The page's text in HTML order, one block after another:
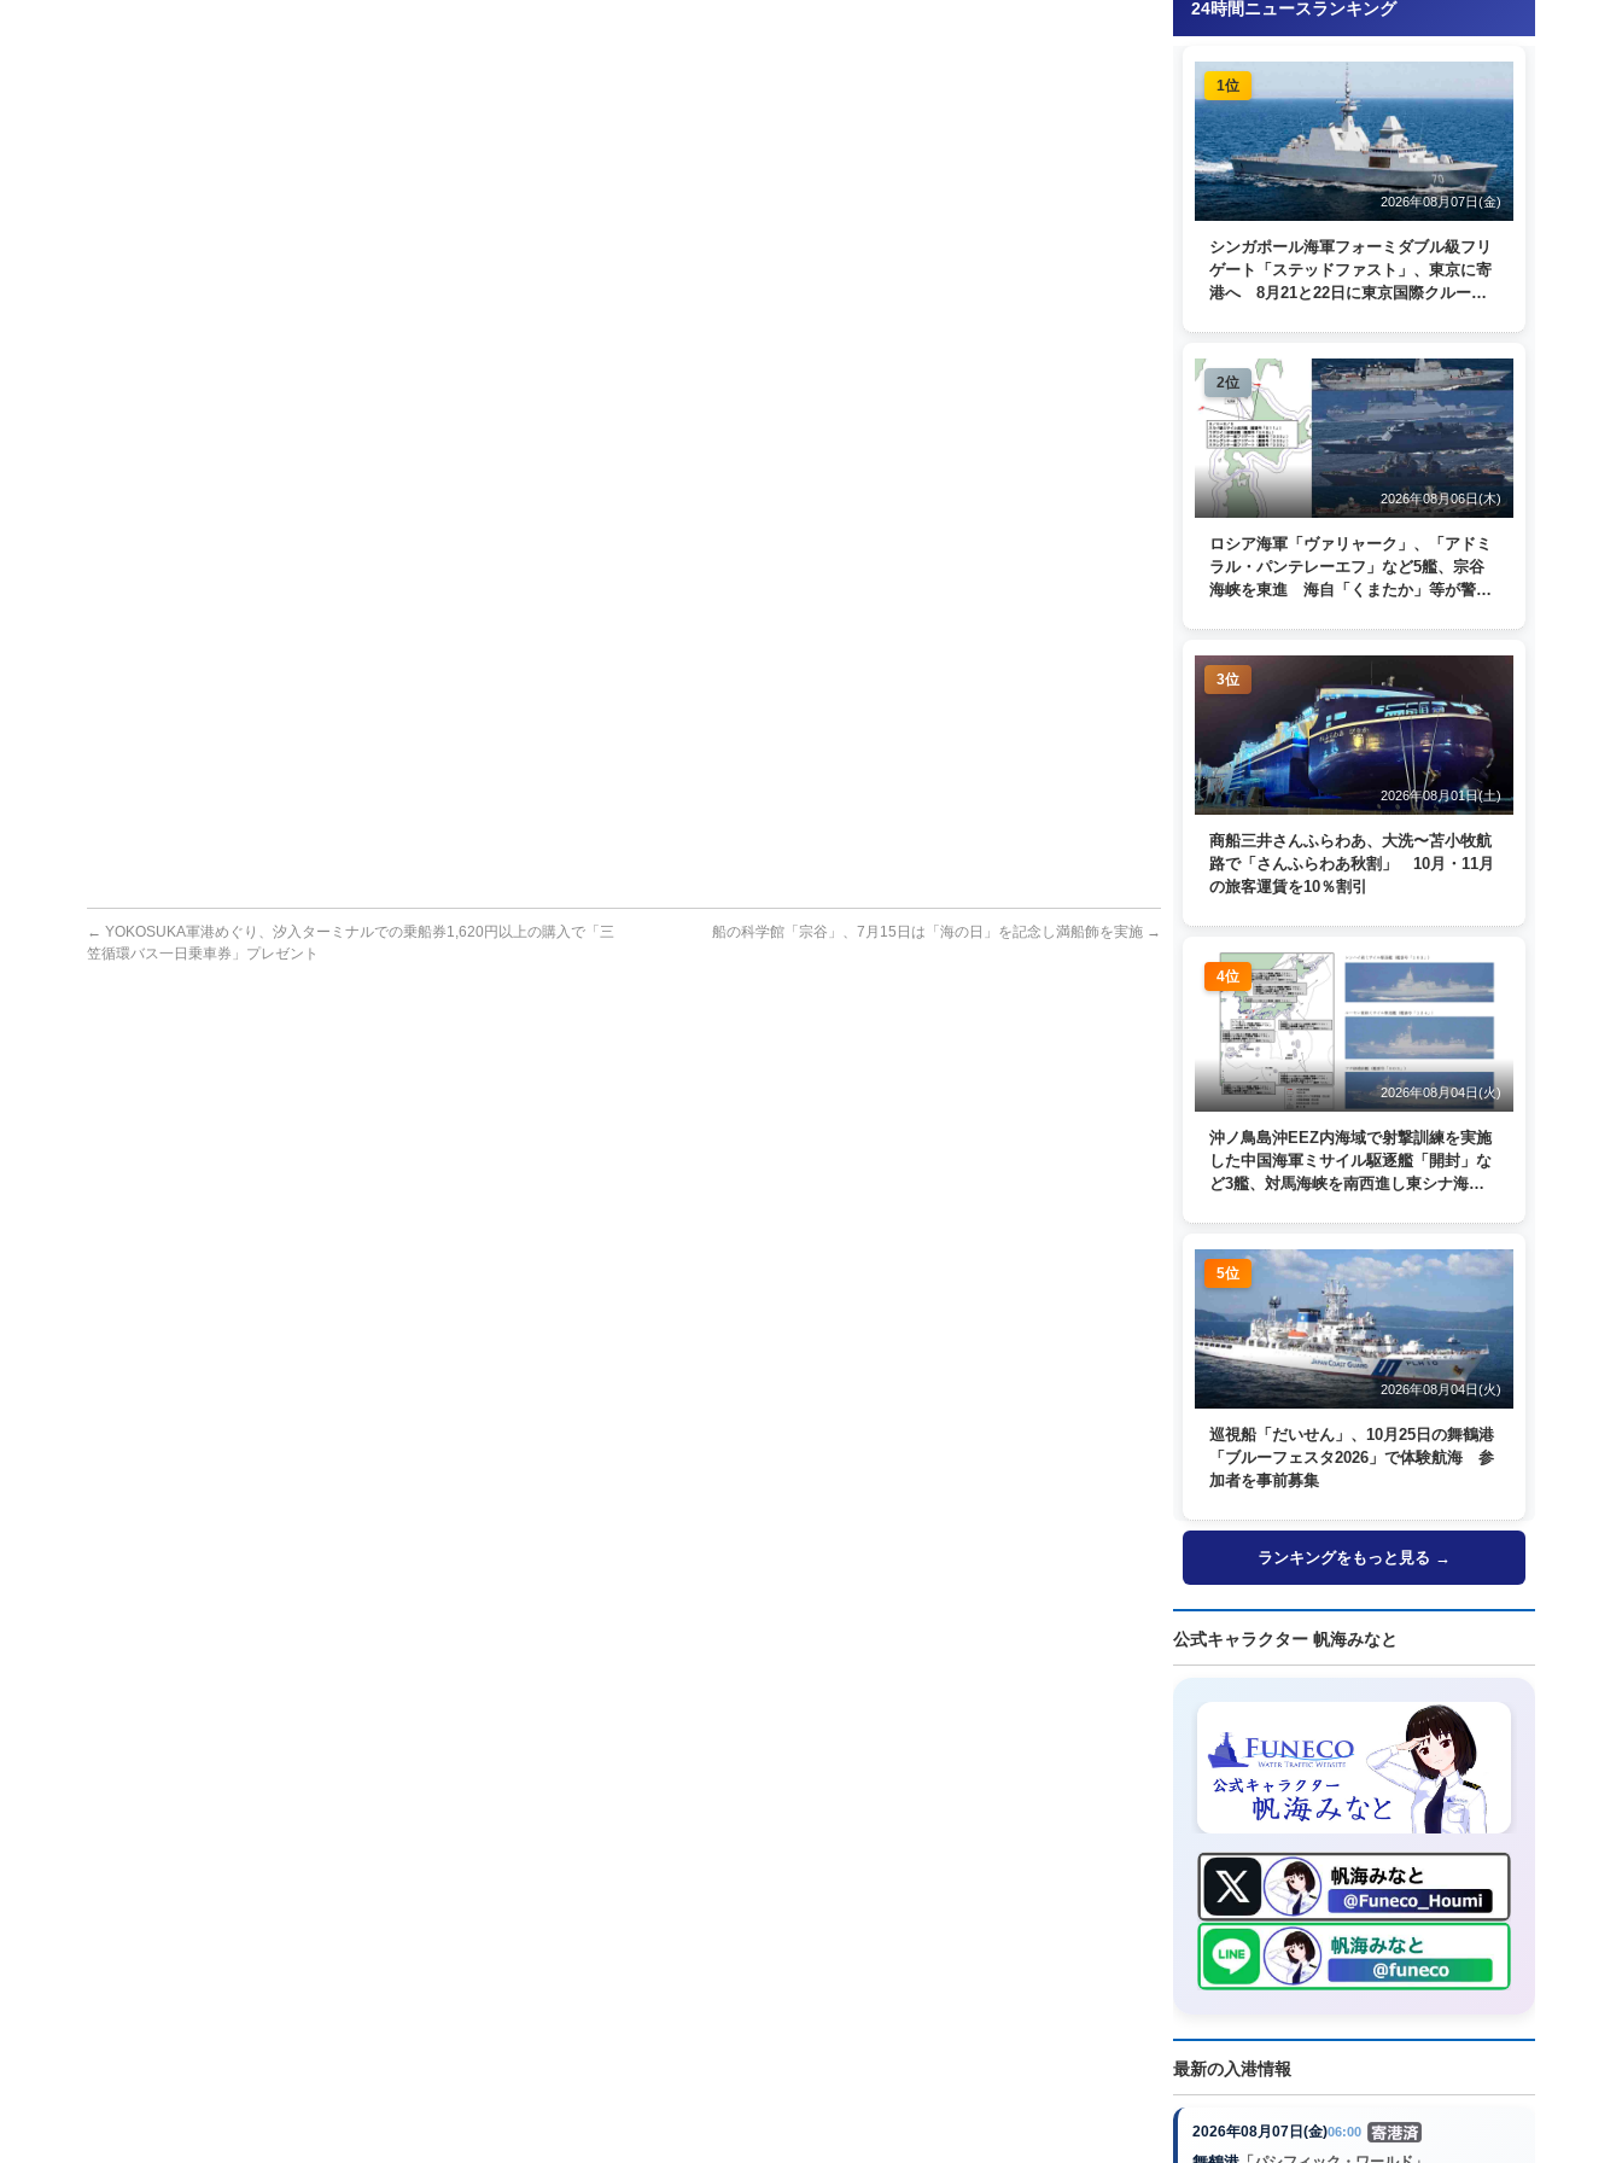
← YOKOSUKA軍港めぐり、汐入ターミナルでの乗船券1,620円以上の購入で「三
笠循環バス一日乗車券」プレゼント
船の科学館「宗谷」、7月15日は「海の日」を記念し満船飾を実施 →
24時間ニュースランキング
1位
2026年08月07日(金)
シンガポール海軍フォーミダブル級フリ
ゲート「ステッドファスト」、東京に寄
港へ 8月21と22日に東京国際クルーズ
2位
2026年08月06日(木)
ロシア海軍「ヴァリャーク」、「アドミ
ラル・パンテレーエフ」など5艦、宗谷
海峡を東進 海自「くまたか」等が警戒
3位
2026年08月01日(土)
商船三井さんふらわあ、大洗〜苫小牧航
路で「さんふらわあ秋割」 10月・11月
の旅客運賃を10％割引
4位
2026年08月04日(火)
沖ノ鳥島沖EEZ内海域で射撃訓練を実施
した中国海軍ミサイル駆逐艦「開封」な
ど3艦、対馬海峡を南西進し東シナ海
5位
2026年08月04日(火)
巡視船「だいせん」、10月25日の舞鶴港
「ブルーフェスタ2026」で体験航海 参
加者を事前募集
ランキングをもっと見る →
公式キャラクター 帆海みなと
最新の入港情報
2026年08月07日(金)06:00